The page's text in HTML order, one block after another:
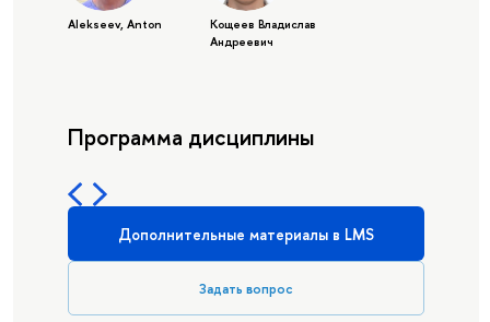
Alekseev, Anton
Кощеев Владислав
Андреевич
Программа дисциплины
Дополнительные материалы в LMS
Задать вопрос